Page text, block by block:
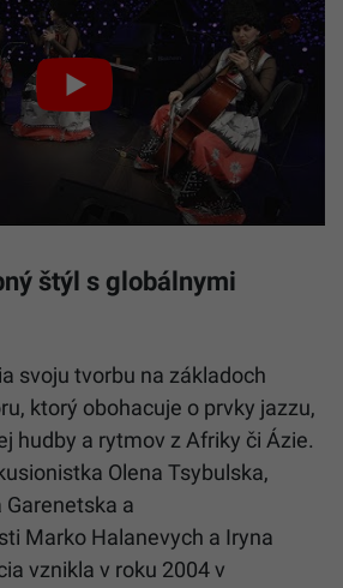
štýl s globálnymi
svoju tvorbu na základoch
ktorý obohacuje o prvky jazzu,
hudby a rytmov z Afriky či Ázie.
Olena Tsybulska,
a
Marko Halanevych a Iryna
vznikla v roku 2004 v